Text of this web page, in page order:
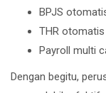
BPJS
THR otomatis
Payroll multi
Dengan begitu,